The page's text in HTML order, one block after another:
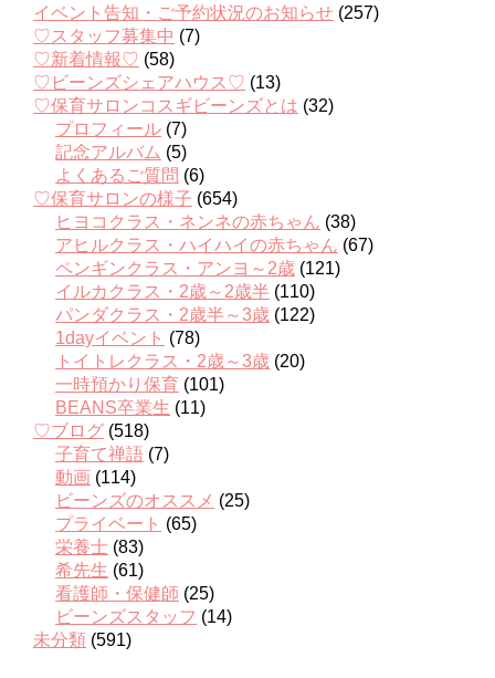
イベント告知・ご予約状況のお知らせ (257)
♡スタッフ募集中 (7)
♡新着情報♡ (58)
♡ビーンズシェアハウス♡ (13)
♡保育サロンコスギビーンズとは (32)
プロフィール (7)
記念アルバム (5)
よくあるご質問 (6)
♡保育サロンの様子 (654)
ヒヨコクラス・ネンネの赤ちゃん (38)
アヒルクラス・ハイハイの赤ちゃん (67)
ペンギンクラス・アンヨ～2歳 (121)
イルカクラス・2歳～2歳半 (110)
パンダクラス・2歳半～3歳 (122)
1dayイベント (78)
トイトレクラス・2歳～3歳 (20)
一時預かり保育 (101)
BEANS卒業生 (11)
♡ブログ (518)
子育て禅語 (7)
動画 (114)
ビーンズのオススメ (25)
プライベート (65)
栄養士 (83)
希先生 (61)
看護師・保健師 (25)
ビーンズスタッフ (14)
未分類 (591)